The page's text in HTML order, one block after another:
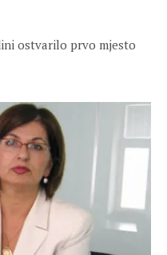
ostvarilo prvo mjesto